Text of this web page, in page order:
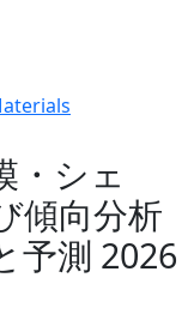
・シェ
傾向分析
予測 2026